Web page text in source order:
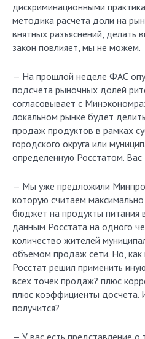
дискриминационными
методика расчета доли на
внятных разъяснений, делать
закон повлияет, мы не можем.
— На прошлой неделе ФАС
подсчета рыночных долей
согласовывает с
локальном рынке будет
продаж продуктов в рамках
городского округа или
определенную Росстатом. Вас
— Мы уже предложили
которую считаем максимально
бюджет на продукты питания
данным Росстата на одного
количество жителей
объемом продаж сети. Но, как
Росстат решил применить
всех точек продаж? плюс
плюс коэффициенты досчета.
получится?
— У вас есть представление о